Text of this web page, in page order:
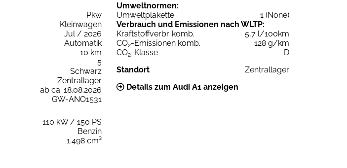
Pkw
Kleinwagen
Jul / 2026
Automatik
10 km
5
Schwarz
Zentrallager
ab ca. 18.08.2026
GW-ANO1531
110 kW / 150 PS
Benzin
1.498 cm³
Umweltnormen:
Umweltplakette
1 (None)
Verbrauch und Emissionen nach WLTP:
Kraftstoffverbr. komb.
5,7 l/100km
CO2-Emissionen komb.
128 g/km
CO2-Klasse
D
Standort
Zentrallager
Details zum Audi A1 anzeigen